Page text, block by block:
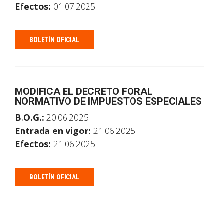
Efectos: 01.07.2025
BOLETÍN OFICIAL
MODIFICA EL DECRETO FORAL
NORMATIVO DE IMPUESTOS ESPECIALES
B.O.G.: 20.06.2025
Entrada en vigor: 21.06.2025
Efectos: 21.06.2025
BOLETÍN OFICIAL